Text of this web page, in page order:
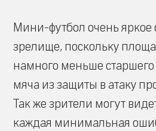
Мини-футбол очень яркое
зрелище, поскольку
намного меньше старшего
мяча из защиты в атаку
Так же зрители могут
каждая минимальная